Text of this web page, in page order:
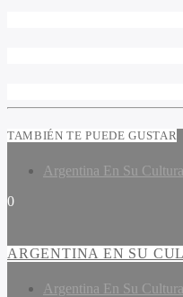
TAMBIÉN TE PUEDE GUSTAR
Argentina En Su Cultura
0
ARGENTINA EN SU
Argentina En Su Cultura